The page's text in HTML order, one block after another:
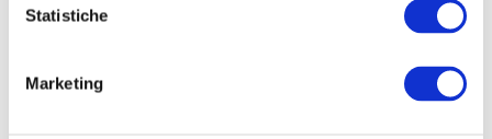
Statistiche
Marketing💻 Perché usare il